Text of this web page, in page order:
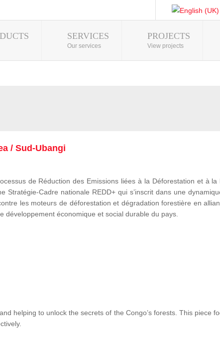
SERVICES
Our services
PROJECTS
View projects
/ Sud-Ubangi
de Réduction des Emissions liées à la Déforestation et à
Stratégie-Cadre nationale REDD+ qui s’inscrit dans une
les moteurs de déforestation et dégradation forestière en
économique et social durable du pays.
helping to unlock the secrets of the Congo’s forests. This piece